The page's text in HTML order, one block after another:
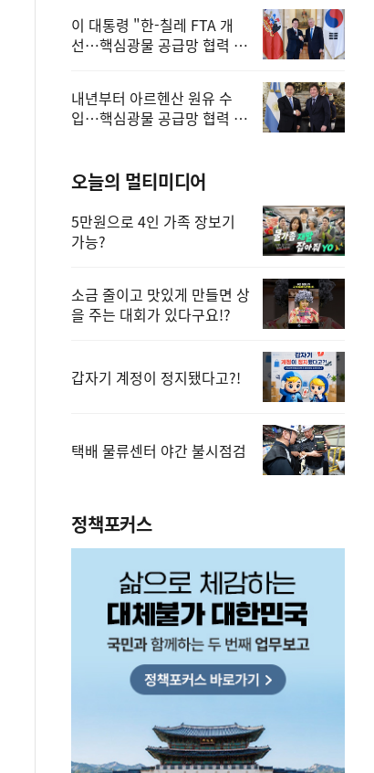
이 대통령 "한-칠레 FTA 개
선…핵심광물 공급망 협력 더
내년부터 아르헨산 원유 수
입…핵심광물 공급망 협력 체
오늘의 멀티미디어
5만원으로 4인 가족 장보기
가능?
소금 줄이고 맛있게 만들면 상
을 주는 대회가 있다구요!?
갑자기 계정이 정지됐다고?!
택배 물류센터 야간 불시점검
정책포커스